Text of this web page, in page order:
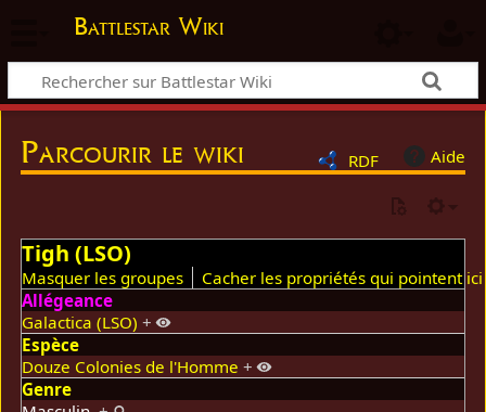
Battlestar Wiki
RDF Aide
Parcourir le wiki
Tigh (LSO)
Masquer les groupes
Cacher les propriétés qui pointent ici
Allégeance
Galactica (LSO) +
Espèce
Douze Colonies de l'Homme +
Genre